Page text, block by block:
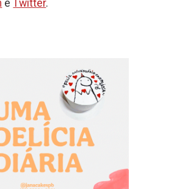
eTwitter.